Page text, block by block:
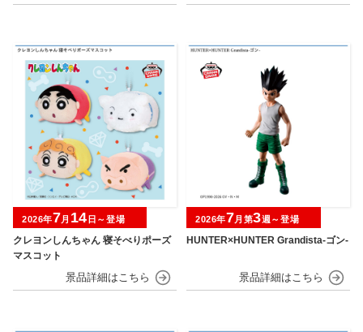
クレヨンしんちゃん 寝そべりポーズ
マスコット
2026年7月 14 日～登場
HUNTER×HUNTER Grandista-ゴン-
2026年7月第3週～登場